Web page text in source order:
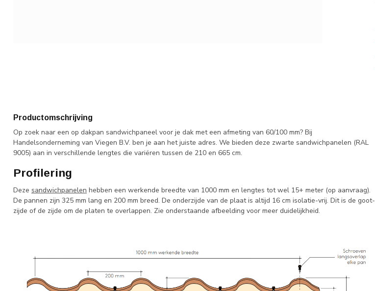
Productomschrijving
Op zoek naar een op dakpan sandwichpaneel voor je dak met een afmeting van 60/100 mm? Bij
Handelsonderneming van Viegen B.V. ben je aan het juiste adres. We bieden deze zwarte sandwichpanelen (RAL
9005) aan in verschillende lengtes die variëren tussen de 210 en 665 cm.
Profilering
Deze sandwichpanelen hebben een werkende breedte van 1000 mm en lengtes tot wel 15+ meter (op aanvraag).
De pannen zijn 325 mm lang en 200 mm breed. De onderzijde van de plaat is altijd 16 cm isolatie-vrij. Dit is de goot-
zijde of de zijde om de platen te overlappen. Zie onderstaande afbeelding voor meer duidelijkheid.